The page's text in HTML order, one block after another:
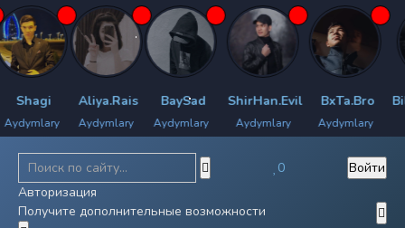
Aliya.Rais
Aydymlary
BaySad
Aydymlary
ShirHan.Evil
Aydymlary
BxTa.Bro
Aydymlary
0
Войти
Авторизация
Получите дополнительные возможности